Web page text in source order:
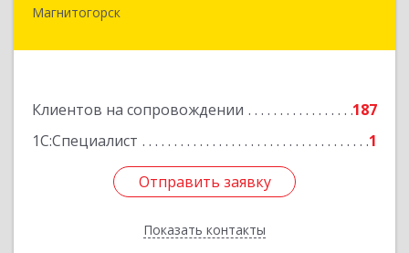
Магнитогорск
Клиентов на сопровождении
187
1С:Специалист
1
Отправить заявку
Показать контакты
454000, Челябинская обл, Магнитогорск г,
Отправить заявку
Назад